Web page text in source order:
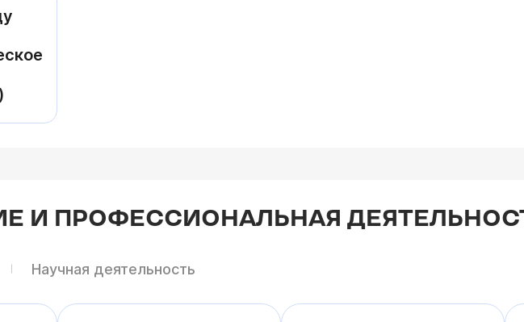
И ПРОФЕССИОНАЛЬНАЯ
Научная деятельность